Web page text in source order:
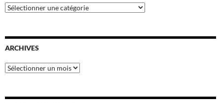
Catégories
ARCHIVES
Archives